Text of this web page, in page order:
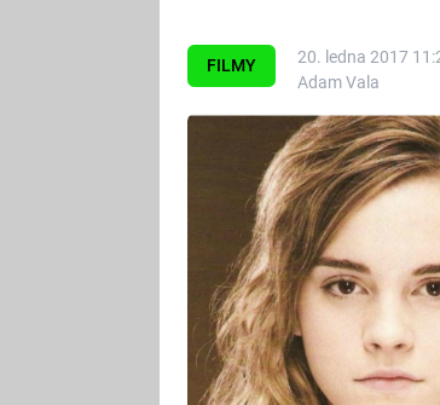
FILMY
20. ledna 2017
Adam Vala